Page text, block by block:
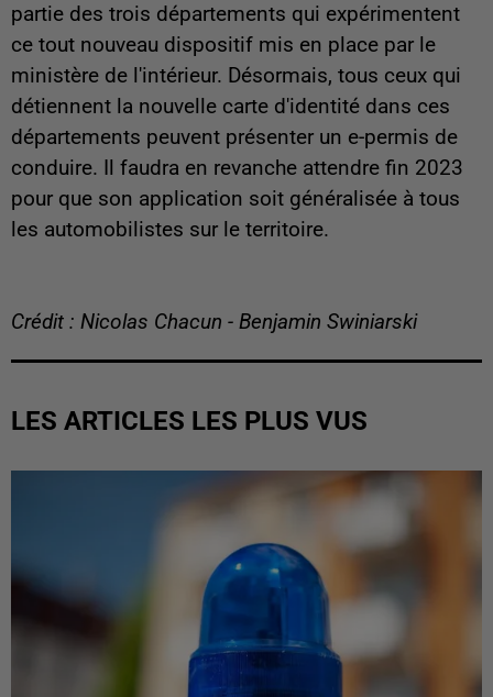
partie des trois départements qui expérimentent
ce tout nouveau dispositif mis en place par le
ministère de l'intérieur. Désormais, tous ceux qui
détiennent la nouvelle carte d'identité dans ces
départements peuvent présenter un e-permis de
conduire. Il faudra en revanche attendre fin 2023
pour que son application soit généralisée à tous
les automobilistes sur le territoire.
Crédit : Nicolas Chacun - Benjamin Swiniarski
LES ARTICLES LES PLUS VUS